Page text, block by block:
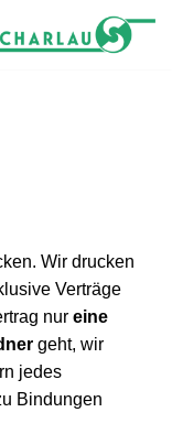
Wir drucken
Verträge
nur eine
geht, wir
jedes
Bindungen